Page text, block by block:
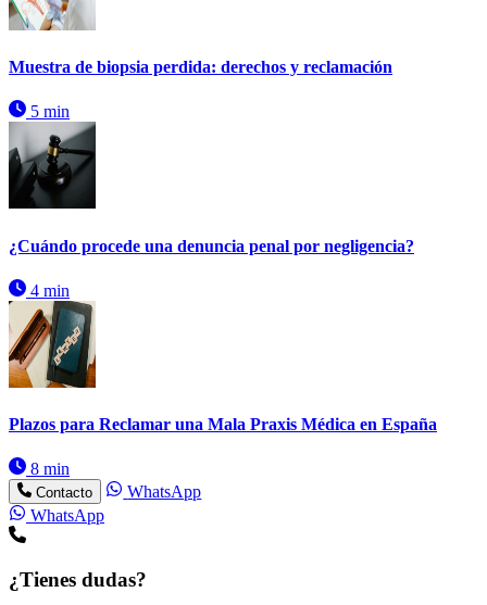
Muestra de biopsia perdida: derechos y reclamación
5 min
¿Cuándo procede una denuncia penal por negligencia?
4 min
Plazos para Reclamar una Mala Praxis Médica en España
8 min
Contacto
WhatsApp
WhatsApp
¿Tienes dudas?